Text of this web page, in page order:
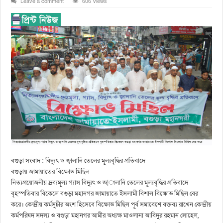
বগুড়া সংবাদ : বিদ্যুৎ ও জ্বালানি তেলের মূল্যবৃদ্ধির প্রতিবাদে
বগুড়ায় জামায়াতের বিক্ষোভ মিছিল
নিত্যপ্রয়োজনীয় দ্রব্যমূল্য গ্যাস বিদ্যুৎ ও জ¦ালানি তেলের মূল্যবৃদ্ধির প্রতিবাদে
বৃহস্পতিবার বিকেলে বগুড়া মহানগর জামায়াতে ইসলামী বিশাল বিক্ষোভ মিছিল বের
করে। কেন্দ্রীয় কর্মসুচীর অংশ হিসেবে বিক্ষোভ মিছিল পূর্ব সমাবেশে বক্তব্য রাখেন কেন্দ্রীয়
কর্মপরিষদ সদস্য ও বগুড়া মহানগর আমীর অধ্যক্ষ মাওলানা আবিদুর রহমান সোহেল,